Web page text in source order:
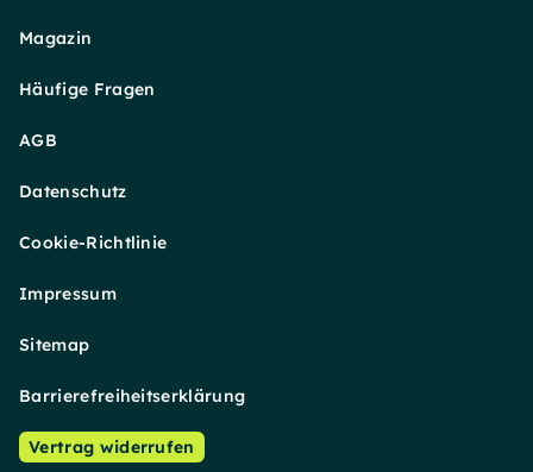
Magazin
Häufige Fragen
AGB
Datenschutz
Cookie-Richtlinie
Impressum
Sitemap
Barrierefreiheitserklärung
Vertrag widerrufen